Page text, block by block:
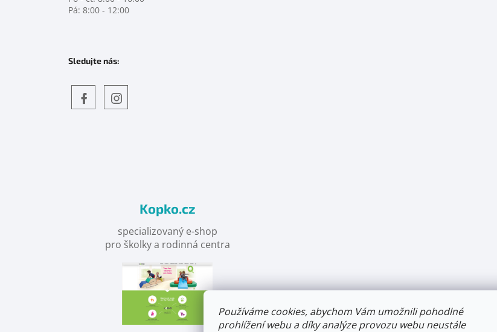
Používáme cookies, abychom Vám umožnili pohodlné
prohlížení webu a díky analýze provozu webu neustále
Pá: 8:00 - 12:00
Sledujte nás:
Kopko.cz
specializovaný e-shop
pro školky a rodinná centra